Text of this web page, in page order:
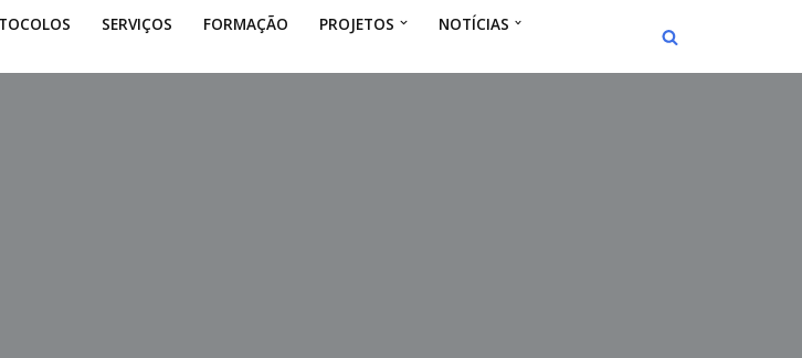
SERVIÇOS FORMAÇÃO PROJETOS
NOTÍCIAS